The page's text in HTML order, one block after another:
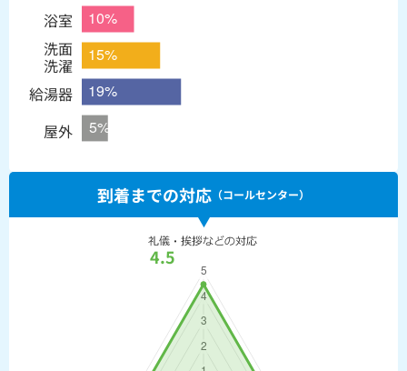
浴室
洗面
洗濯
給湯器
屋外
到着までの対応 （コールセンター）
4.5